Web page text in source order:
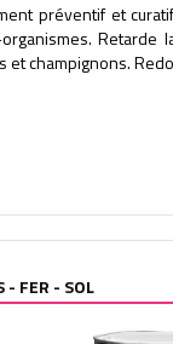
préventif et
Retarde
et champignons.
- FER - SOL